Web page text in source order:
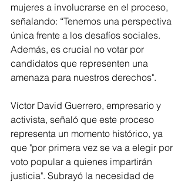
mujeres a involucrarse en el proceso,
señalando: “Tenemos una perspectiva
única frente a los desafíos sociales.
Además, es crucial no votar por
candidatos que representen una
amenaza para nuestros derechos".
Víctor David Guerrero, empresario y
activista, señaló que este proceso
representa un momento histórico, ya
que "por primera vez se va a elegir por
voto popular a quienes impartirán
justicia". Subrayó la necesidad de